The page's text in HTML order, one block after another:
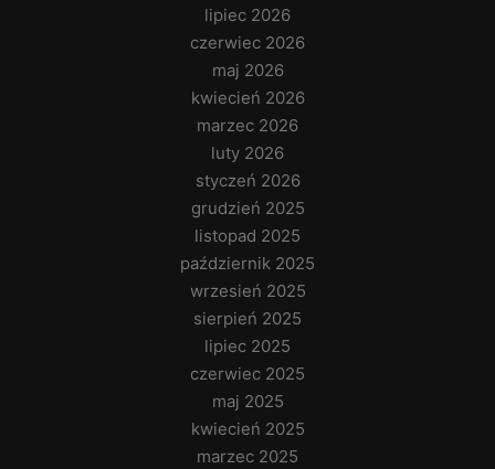
lipiec 2026
czerwiec 2026
maj 2026
kwiecień 2026
marzec 2026
luty 2026
styczeń 2026
grudzień 2025
listopad 2025
październik 2025
wrzesień 2025
sierpień 2025
lipiec 2025
czerwiec 2025
maj 2025
kwiecień 2025
marzec 2025